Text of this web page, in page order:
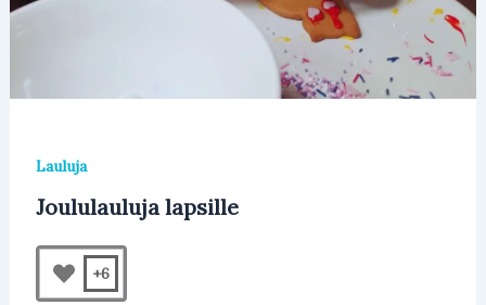
Lauluja
Joululauluja lapsille
+6